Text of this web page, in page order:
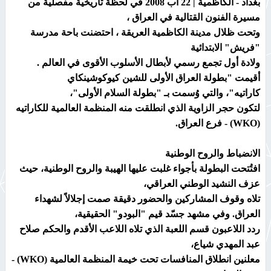
مسيرة الفنون القتالية في العراق ،
وتحت ظلال مدينة الكاظمية العريقة ، احتضنت باحة مدرسة
"فريش" الابتدائية
ولادة أول تجمع رسمي لأبطال الأسلوب الأقوى في العالم .
أقيمت "بطولة العراق الأولى للشين كيوكوشينكاي
كاراتيه"، والتي وُسمت بـ "بطولة السلام الأولى"،
لتكون حجر الزاوية الذي انطلقت منه المنظمة العالمية للكاراتيه
(WKO) - فرع العراق.
الانضباط والروح الوطنية
افتُتحت البطولة بأجواء غلبت عليها الهيبة والروح الوطنية، حيث
عزف النشيد الوطني العراقي،
تلاه وقوف المشاركين والحضور دقيقة صمت إجلالاً لشهداء
العراق. وفي مشهد جسّد قيم "البودو" الحقيقية،
ردد اللاعبون قسم اللعبة الذي تلاه اللاعب الأقدم والحكم صلاح
عبد المهدي شياع،
معلنين انطلاق المنافسات تحت خيمة المنظمة العالمية (WKO) -